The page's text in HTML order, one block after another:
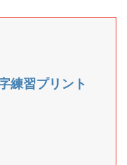
練習プリント